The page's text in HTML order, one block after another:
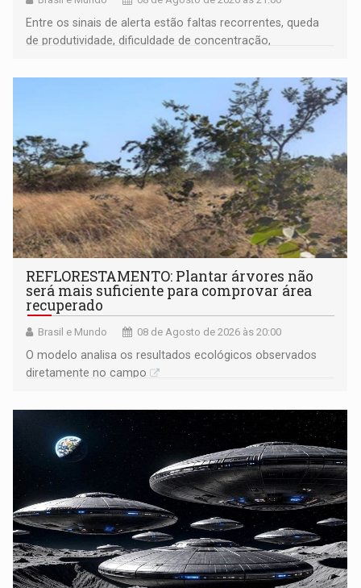
Entre os sinais de alerta estão faltas recorrentes, queda
de produtividade, dificuldade de concentração,
REFLORESTAMENTO: Plantar árvores não
será mais suficiente para comprovar área
recuperado
Brasil e Mundo 08 de Agosto de 2026 às 20:00
O modelo analisa os resultados ecológicos observados
diretamente no campo